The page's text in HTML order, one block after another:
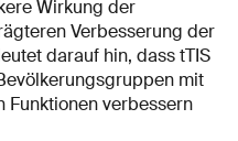
Wirkung der
Verbesserung der
darauf hin, dass tTIS
mit
Funktionen verbessern